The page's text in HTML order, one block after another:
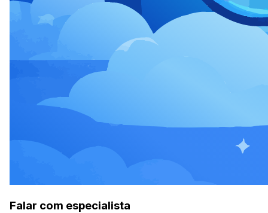
Falar com especialista